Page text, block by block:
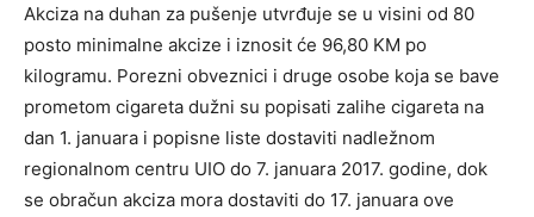
Akciza na duhan za pušenje utvrđuje se u visini od 80
posto minimalne akcize i iznosit će 96,80 KM po
kilogramu. Porezni obveznici i druge osobe koja se bave
prometom cigareta dužni su popisati zalihe cigareta na
dan 1. januara i popisne liste dostaviti nadležnom
regionalnom centru UIO do 7. januara 2017. godine, dok
se obračun akciza mora dostaviti do 17. januara ove